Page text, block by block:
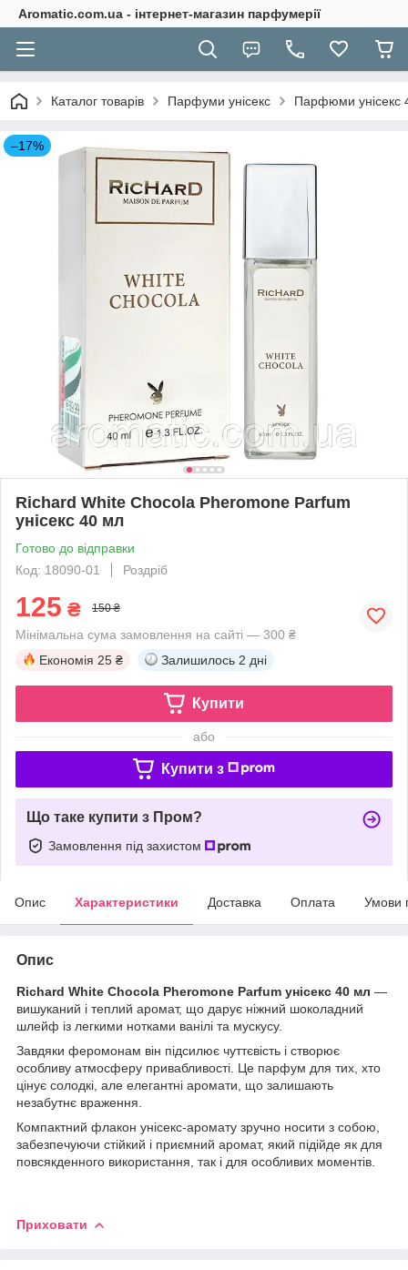
Aromatic.com.ua - інтернет-магазин парфумерії
Каталог товарів Парфуми унісекс Парфюми унісекс
–17%
Richard White Chocola Pheromone Parfum
унісекс 40 мл
Готово до відправки
Код: 18090-01
Роздріб
125 ₴ 150 ₴
Мінімальна сума замовлення на сайті — 300 ₴
Економія 25 ₴ Залишилось 2 дні
Купити
або
Купити з
Що таке купити з Пром?
Замовлення під захистом
Опис Характеристики Доставка Оплата Умови
Опис
Richard White Chocola Pheromone Parfum унісекс 40 мл —
вишуканий і теплий аромат, що дарує ніжний шоколадний
шлейф із легкими нотками ванілі та мускусу.
Завдяки феромонам він підсилює чуттєвість і створює
особливу атмосферу привабливості. Це парфум для тих, хто
цінує солодкі, але елегантні аромати, що залишають
незабутнє враження.
Компактний флакон унісекс-аромату зручно носити з собою,
забезпечуючи стійкий і приємний аромат, який підійде як для
повсякденного використання, так і для особливих моментів.
Приховати